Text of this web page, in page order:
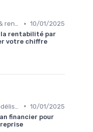
Création de valeur & rentabilité • 10/01/2025
la rentabilité par
votre chiffre
• 10/01/2025
financier pour